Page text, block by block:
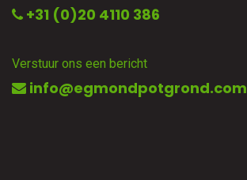
+31 (0)20 4110 386
Verstuur ons een bericht
info@egmondpotgrond.com